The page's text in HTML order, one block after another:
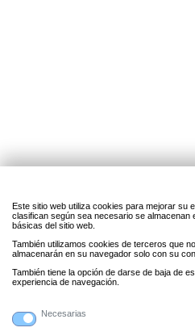
Este sitio web utiliza cookies para mejorar su
clasifican según sea necesario se almacenan
básicas del sitio web.
También utilizamos cookies de terceros que
almacenarán en su navegador solo con su
También tiene la opción de darse de baja de
experiencia de navegación.
Necesarias